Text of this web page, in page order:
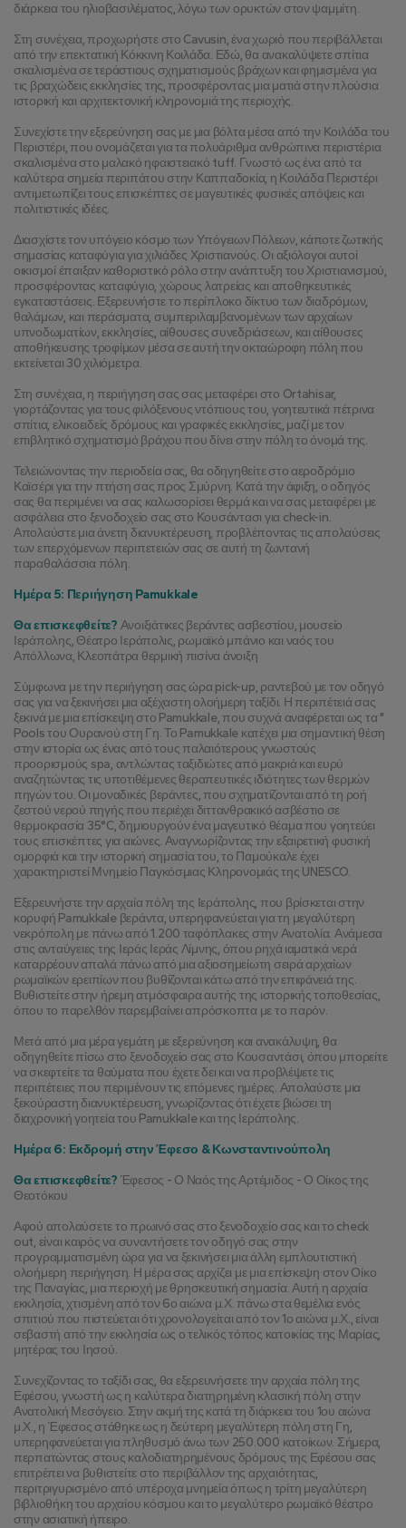
διάρκεια του ηλιοβασιλέματος, λόγω των ορυκτών στον ψαμμίτη.
Στη συνέχεια, προχωρήστε στο Cavusin, ένα χωριό που περιβάλλεται
από την επεκτατική Κόκκινη Κοιλάδα. Εδώ, θα ανακαλύψετε σπίτια
σκαλισμένα σε τεράστιους σχηματισμούς βράχων και φημισμένα για
τις βραχώδεις εκκλησίες της, προσφέροντας μια ματιά στην πλούσια
ιστορική και αρχιτεκτονική κληρονομιά της περιοχής.
Συνεχίστε την εξερεύνηση σας με μια βόλτα μέσα από την Κοιλάδα του
Περιστέρι, που ονομάζεται για τα πολυάριθμα ανθρώπινα περιστέρια
σκαλισμένα στο μαλακό ηφαιστειακό tuff. Γνωστό ως ένα από τα
καλύτερα σημεία περιπάτου στην Καππαδοκία, η Κοιλάδα Περιστέρι
αντιμετωπίζει τους επισκέπτες σε μαγευτικές φυσικές απόψεις και
πολιτιστικές ιδέες.
Διασχίστε τον υπόγειο κόσμο των Υπόγειων Πόλεων, κάποτε ζωτικής
σημασίας καταφύγια για χιλιάδες Χριστιανούς. Οι αξιόλογοι αυτοί
οικισμοί έπαιξαν καθοριστικό ρόλο στην ανάπτυξη του Χριστιανισμού,
προσφέροντας καταφύγιο, χώρους λατρείας και αποθηκευτικές
εγκαταστάσεις. Εξερευνήστε το περίπλοκο δίκτυο των διαδρόμων,
θαλάμων, και περάσματα, συμπεριλαμβανομένων των αρχαίων
υπνοδωματίων, εκκλησίες, αίθουσες συνεδριάσεων, και αίθουσες
αποθήκευσης τροφίμων μέσα σε αυτή την οκταώροφη πόλη που
εκτείνεται 30 χιλιόμετρα.
Στη συνέχεια, η περιήγηση σας σας μεταφέρει στο Ortahisar,
γιορτάζοντας για τους φιλόξενους ντόπιους του, γοητευτικά πέτρινα
σπίτια, ελικοειδείς δρόμους και γραφικές εκκλησίες, μαζί με τον
επιβλητικό σχηματισμό βράχου που δίνει στην πόλη το όνομά της.
Τελειώνοντας την περιοδεία σας, θα οδηγηθείτε στο αεροδρόμιο
Καϊσέρι για την πτήση σας προς Σμύρνη. Κατά την άφιξη, ο οδηγός
σας θα περιμένει να σας καλωσορίσει θερμά και να σας μεταφέρει με
ασφάλεια στο ξενοδοχείο σας στο Κουσάντασι για check-in.
Απολαύστε μια άνετη διανυκτέρευση, προβλέποντας τις απολαύσεις
των επερχόμενων περιπετειών σας σε αυτή τη ζωντανή
παραθαλάσσια πόλη.
Ημέρα 5: Περιήγηση Pamukkale
Θα επισκεφθείτε? Ανοιξιάτικες βεράντες ασβεστίου, μουσείο
Ιεράπολης, Θέατρο Ιεράπολις, ρωμαϊκό μπάνιο και ναός του
Απόλλωνα, Κλεοπάτρα θερμική πισίνα άνοιξη
Σύμφωνα με την περιήγηση σας ώρα pick-up, ραντεβού με τον οδηγό
σας για να ξεκινήσει μια αξέχαστη ολοήμερη ταξίδι. Η περιπέτειά σας
ξεκινά με μια επίσκεψη στο Pamukkale, που συχνά αναφέρεται ως τα "
Pools του Ουρανού στη Γη. Το Pamukkale κατέχει μια σημαντική θέση
στην ιστορία ως ένας από τους παλαιότερους γνωστούς
προορισμούς spa, αντλώντας ταξιδιώτες από μακριά και ευρύ
αναζητώντας τις υποτιθέμενες θεραπευτικές ιδιότητες των θερμών
πηγών του. Οι μοναδικές βεράντες, που σχηματίζονται από τη ροή
ζεστού νερού πηγής που περιέχει διττανθρακικό ασβέστιο σε
θερμοκρασία 35°C, δημιουργούν ένα μαγευτικό θέαμα που γοητεύει
τους επισκέπτες για αιώνες. Αναγνωρίζοντας την εξαιρετική φυσική
ομορφιά και την ιστορική σημασία του, το Παμούκαλε έχει
χαρακτηριστεί Μνημείο Παγκόσμιας Κληρονομιάς της UNESCO.
Εξερευνήστε την αρχαία πόλη της Ιεράπολης, που βρίσκεται στην
κορυφή Pamukkale βεράντα, υπερηφανεύεται για τη μεγαλύτερη
νεκρόπολη με πάνω από 1.200 ταφόπλακες στην Ανατολία. Ανάμεσα
στις ανταύγειες της Ιεράς Ιεράς Λίμνης, όπου ρηχά ιαματικά νερά
καταρρέουν απαλά πάνω από μια αξιοσημείωτη σειρά αρχαίων
ρωμαϊκών ερειπίων που βυθίζονται κάτω από την επιφάνειά της.
Βυθιστείτε στην ήρεμη ατμόσφαιρα αυτής της ιστορικής τοποθεσίας,
όπου το παρελθόν παρεμβαίνει απρόσκοπτα με το παρόν.
Μετά από μια μέρα γεμάτη με εξερεύνηση και ανακάλυψη, θα
οδηγηθείτε πίσω στο ξενοδοχείο σας στο Κουσαντάσι, όπου μπορείτε
να σκεφτείτε τα θαύματα που έχετε δει και να προβλέψετε τις
περιπέτειες που περιμένουν τις επόμενες ημέρες. Απολαύστε μια
ξεκούραστη διανυκτέρευση, γνωρίζοντας ότι έχετε βιώσει τη
διαχρονική γοητεία του Pamukkale και της Ιεράπολης.
Ημέρα 6: Εκδρομή στην Έφεσο & Κωνσταντινούπολη
Θα επισκεφθείτε? Έφεσος - Ο Ναός της Αρτέμιδος - Ο Οίκος της
Θεοτόκου
Αφού απολαύσετε το πρωινό σας στο ξενοδοχείο σας και το check
out, είναι καιρός να συναντήσετε τον οδηγό σας στην
προγραμματισμένη ώρα για να ξεκινήσει μια άλλη εμπλουτιστική
ολοήμερη περιήγηση. Η μέρα σας αρχίζει με μια επίσκεψη στον Οίκο
της Παναγίας, μια περιοχή με θρησκευτική σημασία. Αυτή η αρχαία
εκκλησία, χτισμένη από τον 6ο αιώνα μ.Χ. πάνω στα θεμέλια ενός
σπιτιού που πιστεύεται ότι χρονολογείται από τον 1ο αιώνα μ.Χ., είναι
σεβαστή από την εκκλησία ως ο τελικός τόπος κατοικίας της Μαρίας,
μητέρας του Ιησού.
Συνεχίζοντας το ταξίδι σας, θα εξερευνήσετε την αρχαία πόλη της
Εφέσου, γνωστή ως η καλύτερα διατηρημένη κλασική πόλη στην
Ανατολική Μεσόγειο. Στην ακμή της κατά τη διάρκεια του 1ου αιώνα
μ.Χ., η Έφεσος στάθηκε ως η δεύτερη μεγαλύτερη πόλη στη Γη,
υπερηφανεύεται για πληθυσμό άνω των 250.000 κατοίκων. Σήμερα,
περπατώντας στους καλοδιατηρημένους δρόμους της Εφέσου σας
επιτρέπει να βυθιστείτε στο περιβάλλον της αρχαιότητας,
περιτριγυρισμένο από υπέροχα μνημεία όπως η τρίτη μεγαλύτερη
βιβλιοθήκη του αρχαίου κόσμου και το μεγαλύτερο ρωμαϊκό θέατρο
στην ασιατική ήπειρο.